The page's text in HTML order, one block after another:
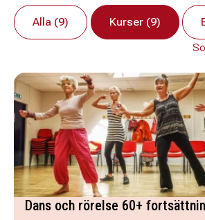
Alla (9) Kurser (9)
Dans och rörelse 60+